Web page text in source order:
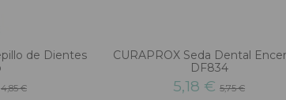
de Dientes
4,85 €
CURAPROX Seda Dental
DF834
5,18 €5,75 €